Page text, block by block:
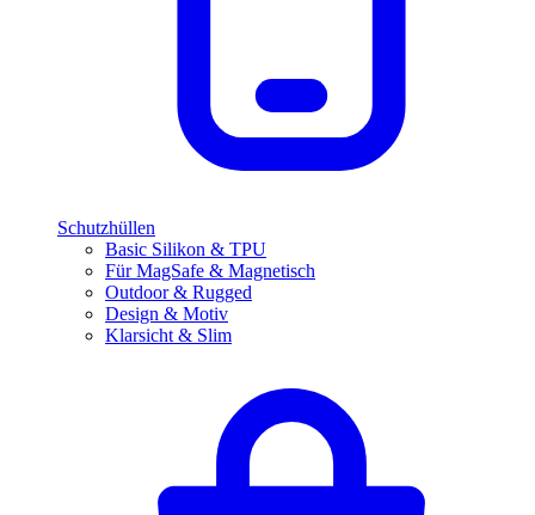
Schutzhüllen
Basic Silikon & TPU
Für MagSafe & Magnetisch
Outdoor & Rugged
Design & Motiv
Klarsicht & Slim